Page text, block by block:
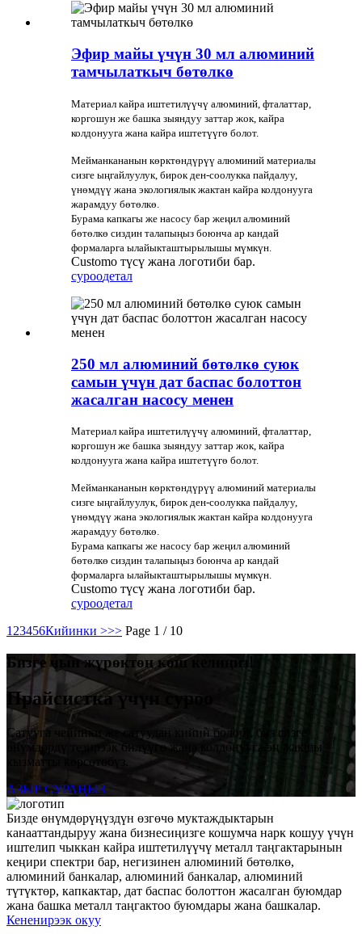
Эфир майы үчүн 30 мл алюминий
тамчылаткыч бөтөлкө
Материал кайра иштетилүүчү алюминий, фталаттар,
коргошун же башка зыяндуу заттар жок, кайра
колдонууга жана кайра иштетүүгө болот.
Мейманкананын көрктөндүрүү алюминий материалы
сизге ыңгайлуулук, бирок ден-соолукка пайдалуу,
үнөмдүү жана экологиялык жактан кайра колдонууга
жарамдуу бөтөлкө.
Бурама капкагы же насосу бар жеңил алюминий
бөтөлкө сиздин талапыңыз боюнча ар кандай
формаларга ылайыкташтырылышы мүмкүн.
Customo түсү жана логотиби бар.
суроодетал
250 мл алюминий бөтөлкө суюк
самын үчүн дат баспас болоттон
жасалган насосу менен
Материал кайра иштетилүүчү алюминий, фталаттар,
коргошун же башка зыяндуу заттар жок, кайра
колдонууга жана кайра иштетүүгө болот.
Мейманкананын көрктөндүрүү алюминий материалы
сизге ыңгайлуулук, бирок ден-соолукка пайдалуу,
үнөмдүү жана экологиялык жактан кайра колдонууга
жарамдуу бөтөлкө.
Бурама капкагы же насосу бар жеңил алюминий
бөтөлкө сиздин талапыңыз боюнча ар кандай
формаларга ылайыкташтырылышы мүмкүн.
Customo түсү жана логотиби бар.
суроодетал
1 23456Кийинки >>> Page 1 / 10
Бизге чын жүрөктөн кош келиңиз!
Прайсистка үчүн суроо
Сатууга чейинки же сатуудан кийин болобу, биз сизге
өнүмдөрдү тезирээк билүүгө жана колдонууга эң жакшы
кызматты көрсөтөбүз.
АЗЫР СУРАҢЫЗ
Бизде өнүмдөрүңүздүн өзгөчө муктаждыктарын
канааттандыруу жана бизнесиңизге кошумча нарк кошуу үчүн
иштелип чыккан кайра иштетилүүчү металл таңгактарынын
кеңири спектри бар, негизинен алюминий бөтөлкө,
алюминий банкалар, алюминий банкалар, алюминий
түтүктөр, капкактар, дат баспас болоттон жасалган буюмдар
жана башка металл таңгактоо буюмдары жана башкалар.
Кененирээк окуу